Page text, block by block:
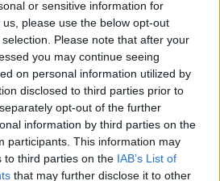
or sensitive information for
please use the below opt-out
Please note that after your
you may continue seeing
on personal information utilized by
disclosed to third parties prior to
opt-out of the further
information by third parties on the
participants. This information may
to third parties on the IAB’s List of
that may further disclose it to other
54rRjoWC4G
May 12, 2026
τα όσα αναφέρει η
Ομοσπονδία
«Η σημερινή